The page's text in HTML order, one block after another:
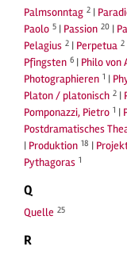
Palmsonntag 2 |
Paolo 5 | Passion 20 |
Pelagius 2 | Perpetua 2
Pfingsten 6 | Philo von
Photographieren 1 |
Platon / platonisch 2 |
Pomponazzi, Pietro 1 |
Postdramatisches
| Produktion 18 |
Pythagoras 1
Q
Quelle 25
R